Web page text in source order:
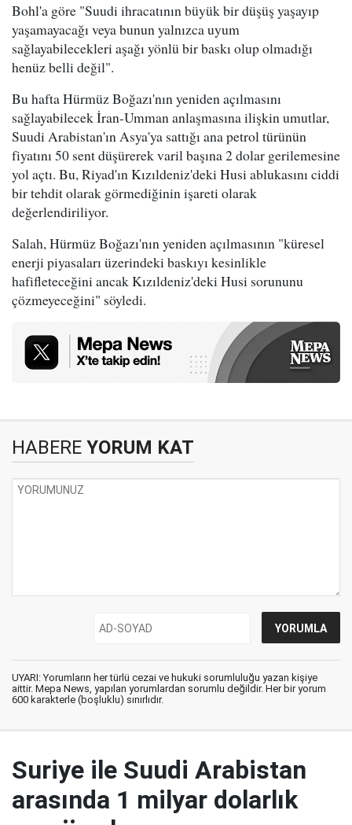
Bohl'a göre "Suudi ihracatının büyük bir düşüş yaşayıp
yaşamayacağı veya bunun yalnızca uyum
sağlayabilecekleri aşağı yönlü bir baskı olup olmadığı
henüz belli değil".
Bu hafta Hürmüz Boğazı'nın yeniden açılmasını
sağlayabilecek İran-Umman anlaşmasına ilişkin umutlar,
Suudi Arabistan'ın Asya'ya sattığı ana petrol türünün
fiyatını 50 sent düşürerek varil başına 2 dolar gerilemesine
yol açtı. Bu, Riyad'ın Kızıldeniz'deki Husi ablukasını ciddi
bir tehdit olarak görmediğinin işareti olarak
değerlendiriliyor.
Salah, Hürmüz Boğazı'nın yeniden açılmasının "küresel
enerji piyasaları üzerindeki baskıyı kesinlikle
hafifleteceğini ancak Kızıldeniz'deki Husi sorununu
çözmeyeceğini" söyledi.
HABERE YORUM KAT
UYARI: Yorumların her türlü cezai ve hukuki sorumluluğu yazan kişiye
aittir. Mepa News, yapılan yorumlardan sorumlu değildir. Her bir yorum
600 karakterle (boşluklu) sınırlıdır.
Suriye ile Suudi Arabistan
arasında 1 milyar dolarlık